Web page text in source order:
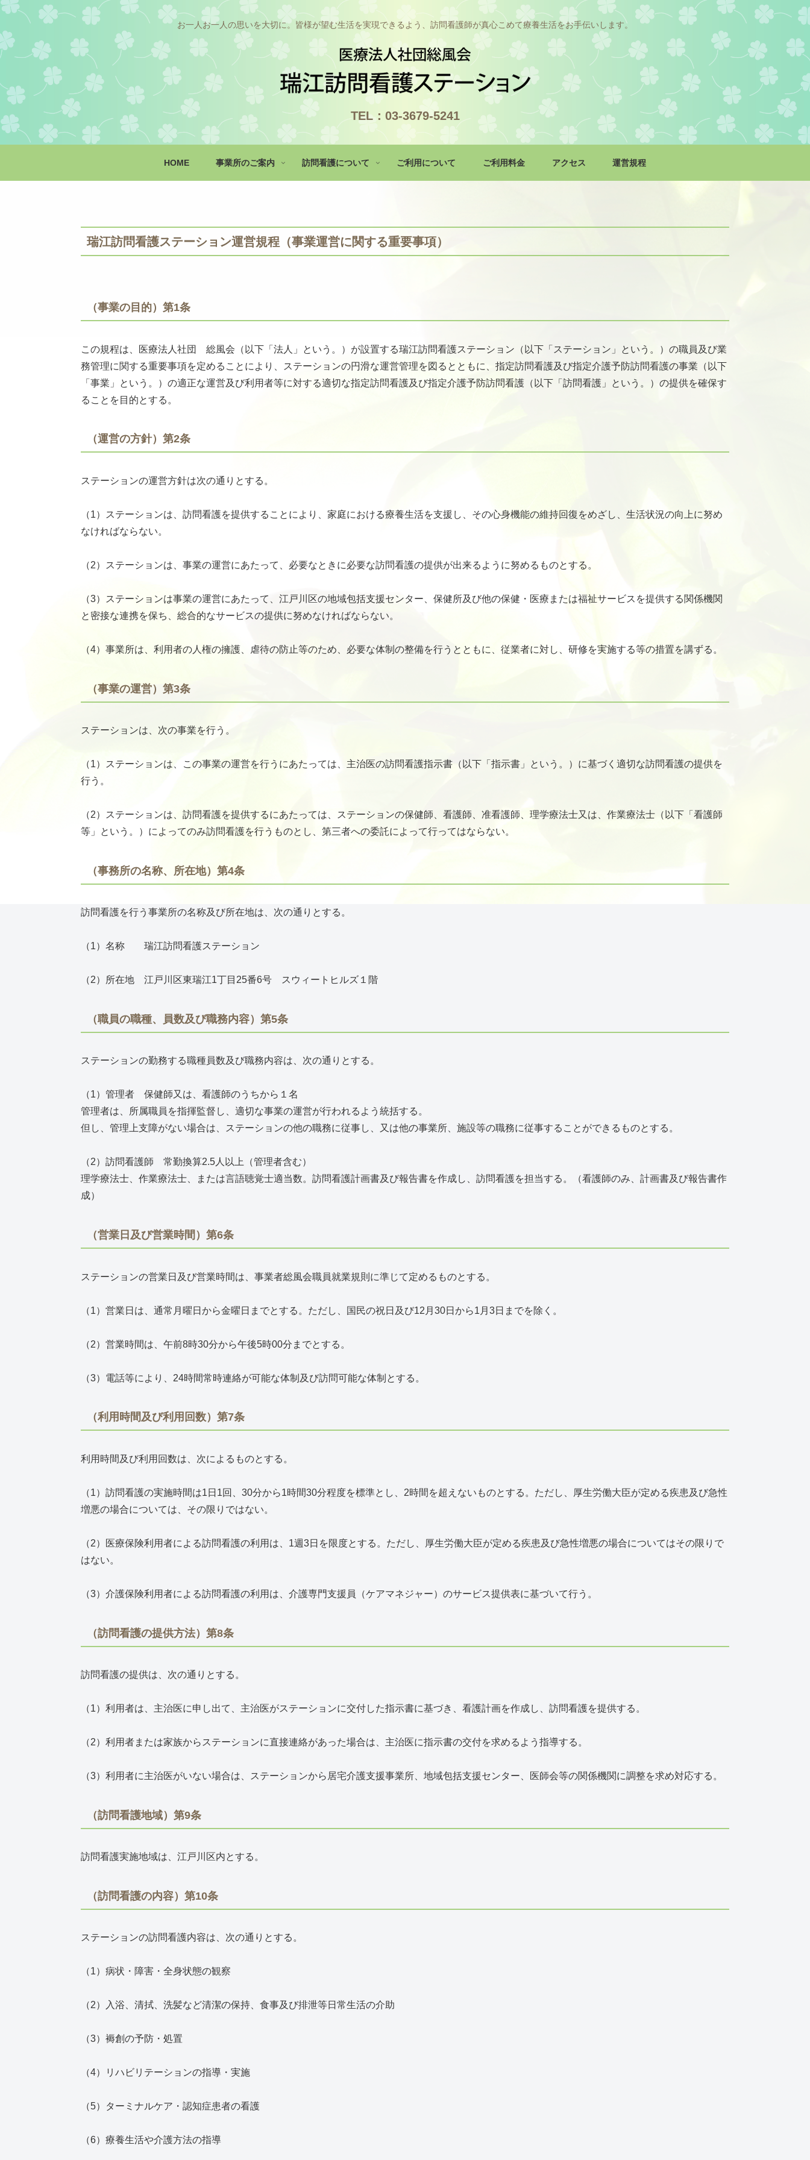
お一人お一人の思いを大切に。皆様が望む生活を実現できるよう、訪問看護師が真心こめて療養生活をお手伝いします。
HOME 事業所のご案内 訪問看護について ご利用について ご利用料金 アクセス 運営規程
瑞江訪問看護ステーション運営規程（事業運営に関する重要事項）
（事業の目的）第1条
この規程は、医療法人社団 総風会（以下「法人」という。）が設置する瑞江訪問看護ステーション（以下「ステーション」という。）の職員及び業
務管理に関する重要事項を定めることにより、ステーションの円滑な運営管理を図るとともに、指定訪問看護及び指定介護予防訪問看護の事業（以下
「事業」という。）の適正な運営及び利用者等に対する適切な指定訪問看護及び指定介護予防訪問看護（以下「訪問看護」という。）の提供を確保す
ることを目的とする。
（運営の方針）第2条
ステーションの運営方針は次の通りとする。
（1）ステーションは、訪問看護を提供することにより、家庭における療養生活を支援し、その心身機能の維持回復をめざし、生活状況の向上に努め
なければならない。
（2）ステーションは、事業の運営にあたって、必要なときに必要な訪問看護の提供が出来るように努めるものとする。
（3）ステーションは事業の運営にあたって、江戸川区の地域包括支援センター、保健所及び他の保健・医療または福祉サービスを提供する関係機関
と密接な連携を保ち、総合的なサービスの提供に努めなければならない。
（4）事業所は、利用者の人権の擁護、虐待の防止等のため、必要な体制の整備を行うとともに、従業者に対し、研修を実施する等の措置を講ずる。
（事業の運営）第3条
ステーションは、次の事業を行う。
（1）ステーションは、この事業の運営を行うにあたっては、主治医の訪問看護指示書（以下「指示書」という。）に基づく適切な訪問看護の提供を
行う。
（2）ステーションは、訪問看護を提供するにあたっては、ステーションの保健師、看護師、准看護師、理学療法士又は、作業療法士（以下「看護師
等」という。）によってのみ訪問看護を行うものとし、第三者への委託によって行ってはならない。
（事務所の名称、所在地）第4条
訪問看護を行う事業所の名称及び所在地は、次の通りとする。
（1）名称 瑞江訪問看護ステーション
（2）所在地 江戸川区東瑞江1丁目25番6号 スウィートヒルズ１階
（職員の職種、員数及び職務内容）第5条
ステーションの勤務する職種員数及び職務内容は、次の通りとする。
（1）管理者 保健師又は、看護師のうちから１名
管理者は、所属職員を指揮監督し、適切な事業の運営が行われるよう統括する。
但し、管理上支障がない場合は、ステーションの他の職務に従事し、又は他の事業所、施設等の職務に従事することができるものとする。
（2）訪問看護師 常勤換算2.5人以上（管理者含む）
理学療法士、作業療法士、または言語聴覚士適当数。訪問看護計画書及び報告書を作成し、訪問看護を担当する。（看護師のみ、計画書及び報告書作
成）
（営業日及び営業時間）第6条
ステーションの営業日及び営業時間は、事業者総風会職員就業規則に準じて定めるものとする。
（1）営業日は、通常月曜日から金曜日までとする。ただし、国民の祝日及び12月30日から1月3日までを除く。
（2）営業時間は、午前8時30分から午後5時00分までとする。
（3）電話等により、24時間常時連絡が可能な体制及び訪問可能な体制とする。
（利用時間及び利用回数）第7条
利用時間及び利用回数は、次によるものとする。
（1）訪問看護の実施時間は1日1回、30分から1時間30分程度を標準とし、2時間を超えないものとする。ただし、厚生労働大臣が定める疾患及び急性
増悪の場合については、その限りではない。
（2）医療保険利用者による訪問看護の利用は、1週3日を限度とする。ただし、厚生労働大臣が定める疾患及び急性増悪の場合についてはその限りで
はない。
（3）介護保険利用者による訪問看護の利用は、介護専門支援員（ケアマネジャー）のサービス提供表に基づいて行う。
（訪問看護の提供方法）第8条
訪問看護の提供は、次の通りとする。
（1）利用者は、主治医に申し出て、主治医がステーションに交付した指示書に基づき、看護計画を作成し、訪問看護を提供する。
（2）利用者または家族からステーションに直接連絡があった場合は、主治医に指示書の交付を求めるよう指導する。
（3）利用者に主治医がいない場合は、ステーションから居宅介護支援事業所、地域包括支援センター、医師会等の関係機関に調整を求め対応する。
（訪問看護地域）第9条
訪問看護実施地域は、江戸川区内とする。
（訪問看護の内容）第10条
ステーションの訪問看護内容は、次の通りとする。
（1）病状・障害・全身状態の観察
（2）入浴、清拭、洗髪など清潔の保持、食事及び排泄等日常生活の介助
（3）褥創の予防・処置
（4）リハビリテーションの指導・実施
（5）ターミナルケア・認知症患者の看護
（6）療養生活や介護方法の指導